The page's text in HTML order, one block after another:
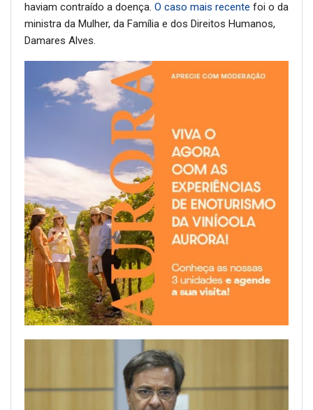
haviam contraído a doença. O caso mais recente foi o da
ministra da Mulher, da Família e dos Direitos Humanos,
Damares Alves.